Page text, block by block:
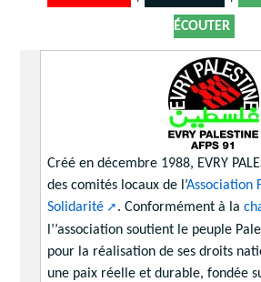
ÉCOUTER
Créé en décembre 1988, EVRY
des comités locaux de l’Association
Solidarité
. Conformément à la
l’’association soutient le peuple
pour la réalisation de ses droits
une paix réelle et durable, fondée